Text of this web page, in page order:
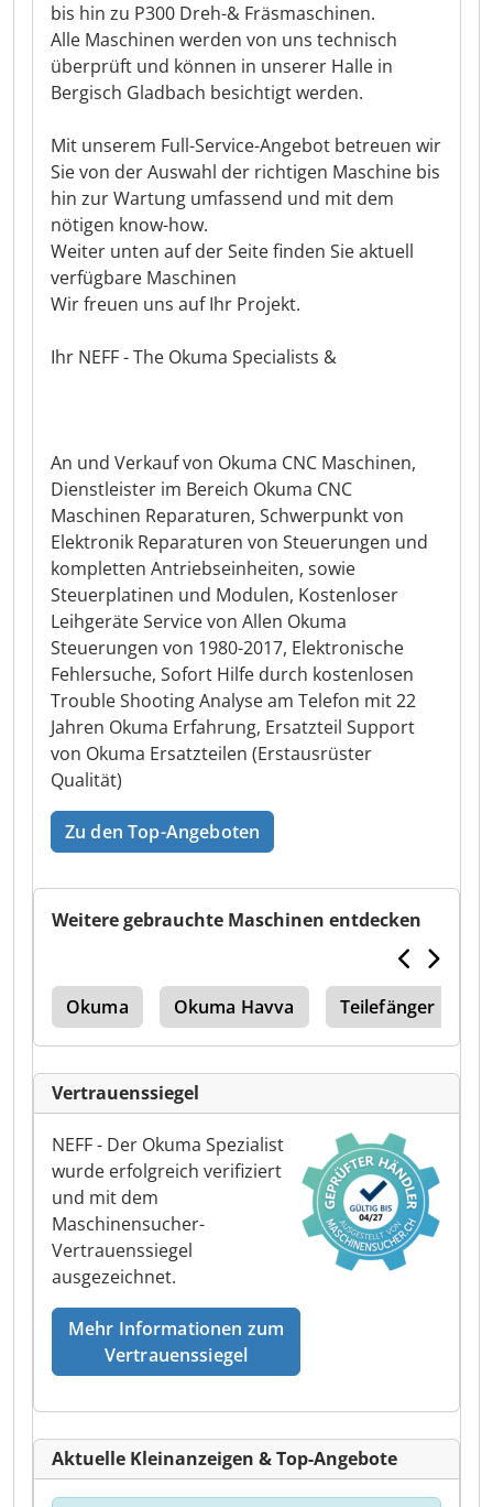
bis hin zu P300 Dreh-& Fräsmaschinen.
Alle Maschinen werden von uns technisch
überprüft und können in unserer Halle in
Bergisch Gladbach besichtigt werden.
Mit unserem Full-Service-Angebot betreuen wir
Sie von der Auswahl der richtigen Maschine bis
hin zur Wartung umfassend und mit dem
nötigen know-how.
Weiter unten auf der Seite finden Sie aktuell
verfügbare Maschinen
Wir freuen uns auf Ihr Projekt.
Ihr NEFF - The Okuma Specialists &
An und Verkauf von Okuma CNC Maschinen,
Dienstleister im Bereich Okuma CNC
Maschinen Reparaturen, Schwerpunkt von
Elektronik Reparaturen von Steuerungen und
kompletten Antriebseinheiten, sowie
Steuerplatinen und Modulen, Kostenloser
Leihgeräte Service von Allen Okuma
Steuerungen von 1980-2017, Elektronische
Fehlersuche, Sofort Hilfe durch kostenlosen
Trouble Shooting Analyse am Telefon mit 22
Jahren Okuma Erfahrung, Ersatzteil Support
von Okuma Ersatzteilen (Erstausrüster
Qualität)
Zu den Top-Angeboten
Weitere gebrauchte Maschinen entdecken
Okuma Okuma Havva Teilefänger
Vertrauenssiegel
NEFF - Der Okuma Spezialist
wurde erfolgreich verifiziert
und mit dem
Maschinensucher-
Vertrauenssiegel
ausgezeichnet.
Mehr Informationen zum
Vertrauenssiegel
Aktuelle Kleinanzeigen & Top-Angebote